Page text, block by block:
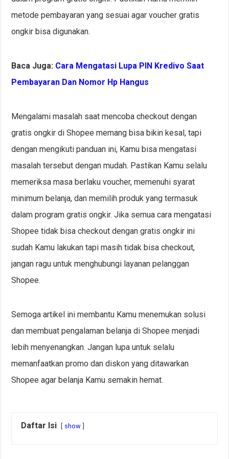
metode pembayaran yang sesuai agar voucher gratis
ongkir bisa digunakan.
Baca Juga: Cara Mengatasi Lupa PIN Kredivo Saat
Pembayaran Dan Nomor Hp Hangus
Mengalami masalah saat mencoba checkout dengan
gratis ongkir di Shopee memang bisa bikin kesal, tapi
dengan mengikuti panduan ini, Kamu bisa mengatasi
masalah tersebut dengan mudah. Pastikan Kamu selalu
memeriksa masa berlaku voucher, memenuhi syarat
minimum belanja, dan memilih produk yang termasuk
dalam program gratis ongkir. Jika semua cara mengatasi
Shopee tidak bisa checkout dengan gratis ongkir ini
sudah Kamu lakukan tapi masih tidak bisa checkout,
jangan ragu untuk menghubungi layanan pelanggan
Shopee.
Semoga artikel ini membantu Kamu menemukan solusi
dan membuat pengalaman belanja di Shopee menjadi
lebih menyenangkan. Jangan lupa untuk selalu
memanfaatkan promo dan diskon yang ditawarkan
Shopee agar belanja Kamu semakin hemat.
Daftar Isi show